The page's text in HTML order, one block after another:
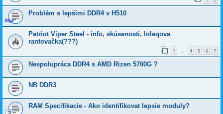
Problém s lepšími DDR4 v H510
Patriot Viper Steel - info, skúsenosti, loleqova
rantovačka(???)
1 4 5 6 7
Nespolupráca DDR4 s AMD Rizen 5700G ?
NB DDR3
RAM Specifikacie - Ako identifikovat lepsie moduly?